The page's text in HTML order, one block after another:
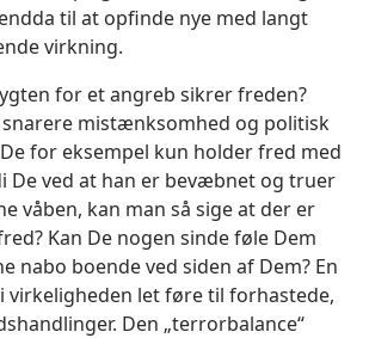
til at opfinde nye med langt
virkning.
for et angreb sikrer freden?
snarere mistænksomhed og politisk
for eksempel kun holder fred med
De ved at han er bevæbnet og truer
våben, kan man så sige at der er
Kan De nogen sinde føle Dem
nabo boende ved siden af Dem? En
virkeligheden let føre til forhastede,
Den „terrorbalance“